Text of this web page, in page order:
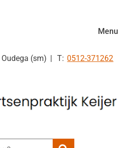
Oudega (sm) Tel:
0512-371262
Menu